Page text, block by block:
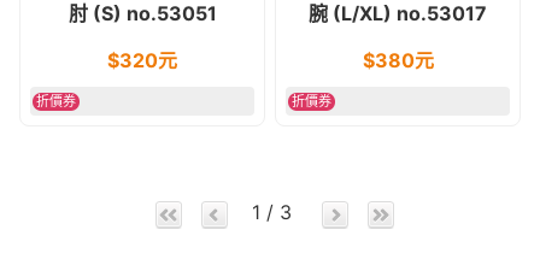
肘 (S) no.53051
$320元
折價券
腕 (L/XL) no.53017
$380元
折價券
1 / 3